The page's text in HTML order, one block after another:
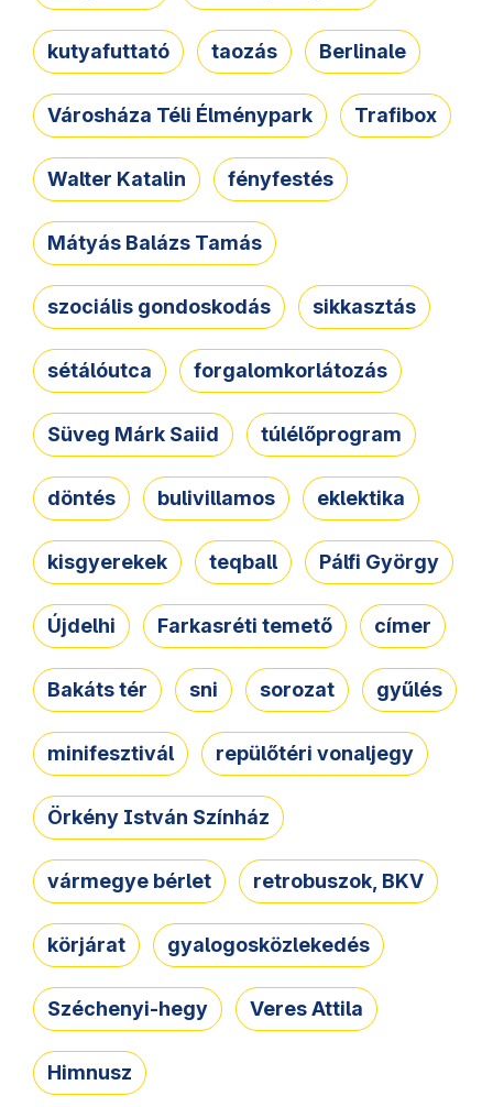
kutyafuttató taozás Berlinale
Városháza Téli Élménypark Trafibox
Walter Katalin fényfestés
Mátyás Balázs Tamás
szociális gondoskodás sikkasztás
sétálóutca forgalomkorlátozás
Süveg Márk Saiid túlélőprogram
döntés bulivillamos eklektika
kisgyerekek teqball Pálfi György
Újdelhi Farkasréti temető címer
Bakáts tér sni sorozat gyűlés
minifesztivál repülőtéri vonaljegy
Örkény István Színház
vármegye bérlet retrobuszok, BKV
körjárat gyalogosközlekedés
Széchenyi-hegy Veres Attila
Himnusz